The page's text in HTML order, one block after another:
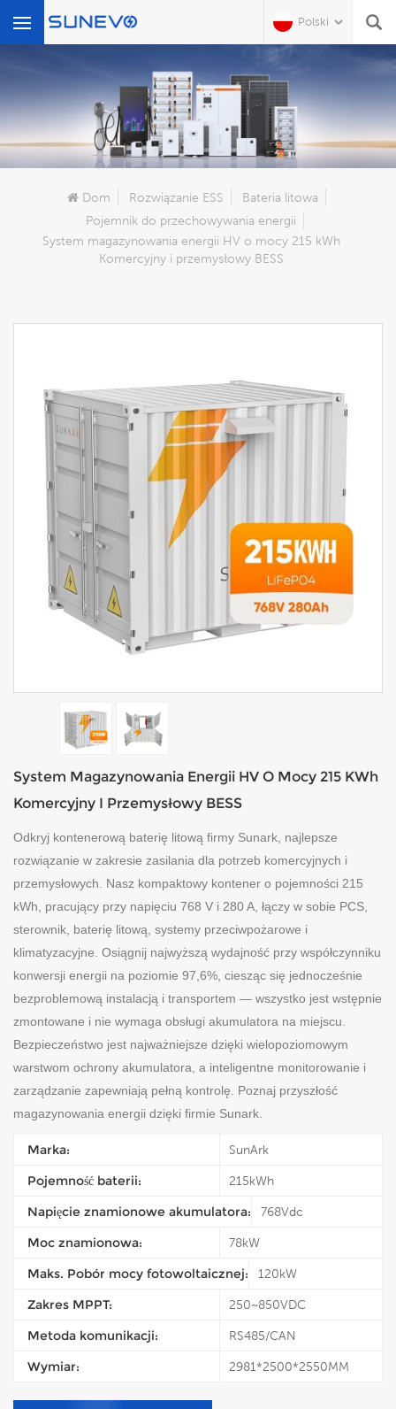
Polski
Czego Szukasz?
Dom Rozwiązanie ESS
Bateria litowa
Pojemnik do przechowywania energii
System magazynowania energii HV o mocy 215 kWh
Komercyjny i przemysłowy BESS
System Magazynowania Energii HV O Mocy 215 KWh
Komercyjny I Przemysłowy BESS
Odkryj kontenerową baterię litową firmy Sunark, najlepsze
rozwiązanie w zakresie zasilania dla potrzeb komercyjnych i
przemysłowych. Nasz kompaktowy kontener o pojemności 215
kWh, pracujący przy napięciu 768 V i 280 A, łączy w sobie PCS,
sterownik, baterię litową, systemy przeciwpożarowe i
klimatyzacyjne. Osiągnij najwyższą wydajność przy współczynniku
konwersji energii na poziomie 97,6%, ciesząc się jednocześnie
bezproblemową instalacją i transportem — wszystko jest wstępnie
zmontowane i nie wymaga obsługi akumulatora na miejscu.
Bezpieczeństwo jest najważniejsze dzięki wielopoziomowym
warstwom ochrony akumulatora, a inteligentne monitorowanie i
zarządzanie zapewniają pełną kontrolę. Poznaj przyszłość
magazynowania energii dzięki firmie Sunark.
Marka: SunArk
Pojemność baterii: 215kWh
Napięcie znamionowe akumulatora: 768Vdc
Moc znamionowa: 78kW
Maks. Pobór mocy fotowoltaicznej: 120kW
Zakres MPPT: 250~850VDC
Metoda komunikacji: RS485/CAN
Wymiar: 2981*2500*2550MM